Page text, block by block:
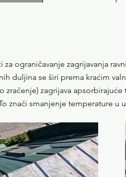
za ograničavanje zagrijavanja
duljina se širi prema kraćim
zračenje) zagrijava
znači smanjenje temperature